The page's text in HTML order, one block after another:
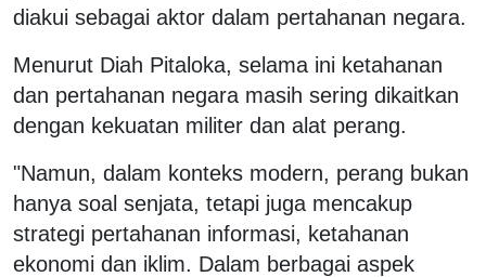
diakui sebagai aktor dalam pertahanan negara.
Menurut Diah Pitaloka, selama ini ketahanan
dan pertahanan negara masih sering dikaitkan
dengan kekuatan militer dan alat perang.
"Namun, dalam konteks modern, perang bukan
hanya soal senjata, tetapi juga mencakup
strategi pertahanan informasi, ketahanan
ekonomi dan iklim. Dalam berbagai aspek